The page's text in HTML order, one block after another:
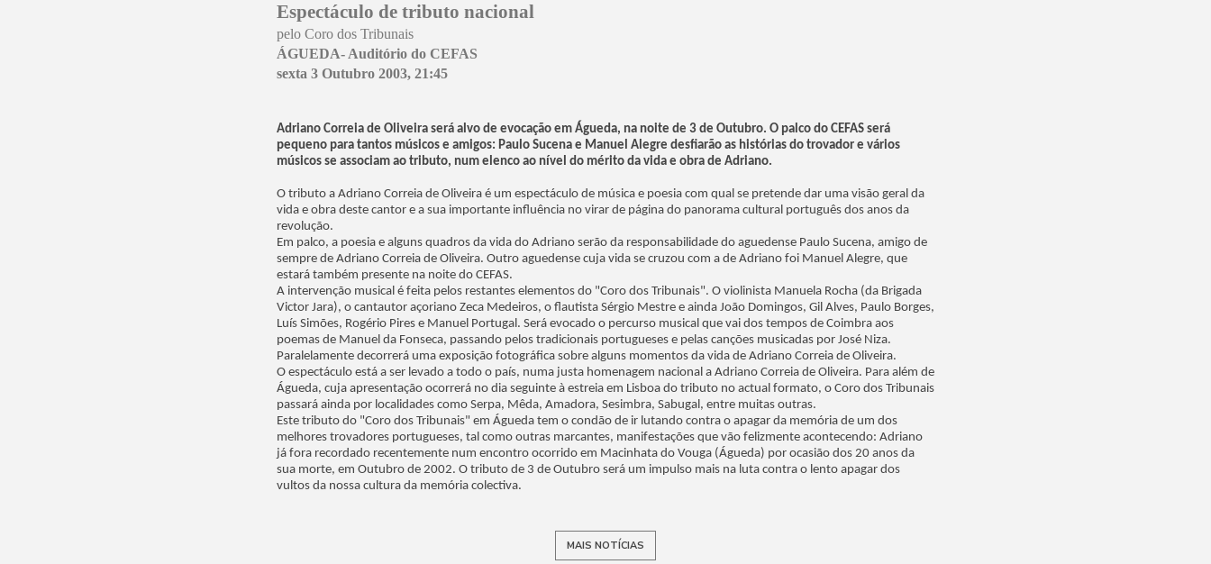
Espectáculo de tributo nacional
pelo Coro dos Tribunais
ÁGUEDA- Auditório do CEFAS
sexta 3 Outubro 2003, 21:45
Adriano Correia de Oliveira será alvo de evocação em Águeda, na noite de 3 de Outubro. O palco do CEFAS será
pequeno para tantos músicos e amigos: Paulo Sucena e Manuel Alegre desfiarão as histórias do trovador e vários
músicos se associam ao tributo, num elenco ao nível do mérito da vida e obra de Adriano.
O tributo a Adriano Correia de Oliveira é um espectáculo de música e poesia com qual se pretende dar uma visão geral da
vida e obra deste cantor e a sua importante influência no virar de página do panorama cultural português dos anos da
revolução.
Em palco, a poesia e alguns quadros da vida do Adriano serão da responsabilidade do aguedense Paulo Sucena, amigo de
sempre de Adriano Correia de Oliveira. Outro aguedense cuja vida se cruzou com a de Adriano foi Manuel Alegre, que
estará também presente na noite do CEFAS.
A intervenção musical é feita pelos restantes elementos do "Coro dos Tribunais". O violinista Manuela Rocha (da Brigada
Victor Jara), o cantautor açoriano Zeca Medeiros, o flautista Sérgio Mestre e ainda João Domingos, Gil Alves, Paulo Borges,
Luís Simões, Rogério Pires e Manuel Portugal. Será evocado o percurso musical que vai dos tempos de Coimbra aos
poemas de Manuel da Fonseca, passando pelos tradicionais portugueses e pelas canções musicadas por José Niza.
Paralelamente decorrerá uma exposição fotográfica sobre alguns momentos da vida de Adriano Correia de Oliveira.
O espectáculo está a ser levado a todo o país, numa justa homenagem nacional a Adriano Correia de Oliveira. Para além de
Águeda, cuja apresentação ocorrerá no dia seguinte à estreia em Lisboa do tributo no actual formato, o Coro dos Tribunais
passará ainda por localidades como Serpa, Mêda, Amadora, Sesimbra, Sabugal, entre muitas outras.
Este tributo do "Coro dos Tribunais" em Águeda tem o condão de ir lutando contra o apagar da memória de um dos
melhores trovadores portugueses, tal como outras marcantes, manifestações que vão felizmente acontecendo: Adriano
já fora recordado recentemente num encontro ocorrido em Macinhata do Vouga (Águeda) por ocasião dos 20 anos da
sua morte, em Outubro de 2002. O tributo de 3 de Outubro será um impulso mais na luta contra o lento apagar dos
vultos da nossa cultura da memória colectiva.
MAIS NOTÍCIAS